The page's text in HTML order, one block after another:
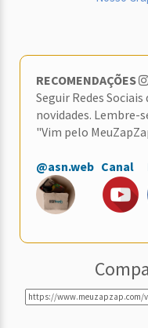
RECOMENDAÇÕES
Seguir Redes
novidades. Lembre-
"Vim pelo
@asn.web Canal